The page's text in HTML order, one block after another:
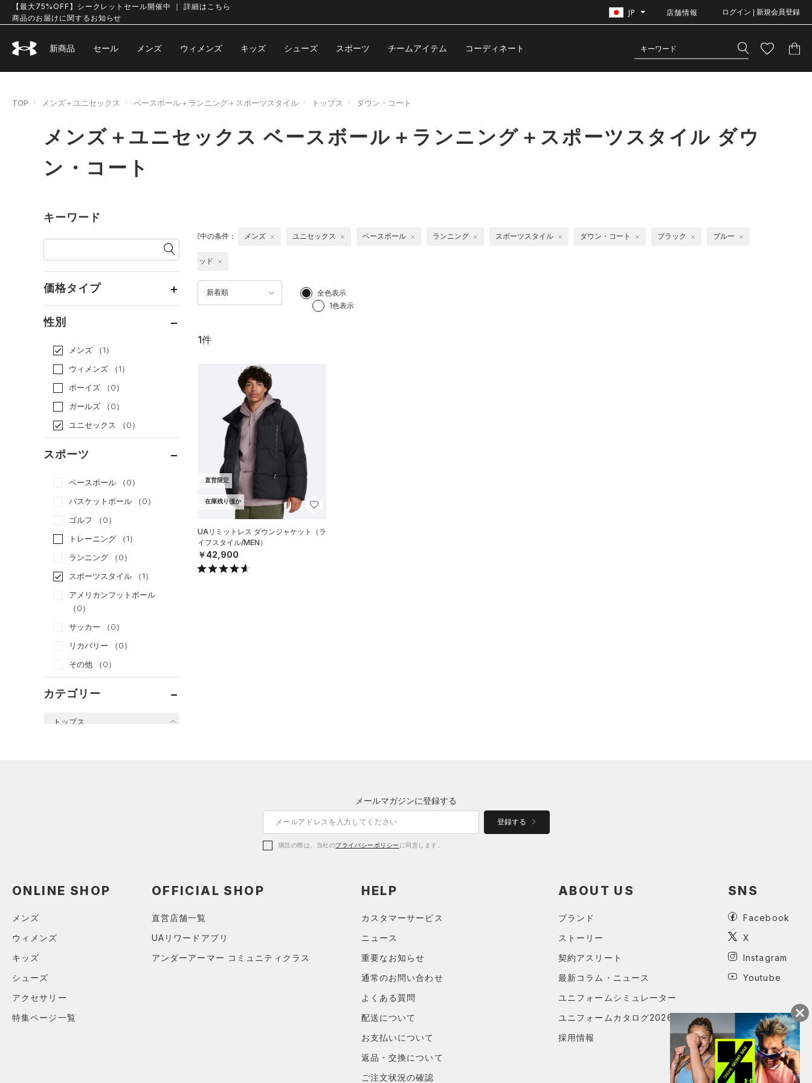
【最大75%OFF】シークレットセール開催中 ｜ 詳細はこちら
商品のお届けに関するお知らせ
JP 店舗情報 ログイン | 新規会員登録
新商品 セール メンズ ウィメンズ キッズ シューズ スポーツ チームアイテム コーディネート
TOP メンズ＋ユニセックス ベースボール＋ランニング＋スポーツスタイル トップス ダウン・コート
メンズ＋ユニセックス ベースボール＋ランニング＋スポーツスタイル ダウ
ン・コート
キーワード
価格タイプ
性別
メンズ
（1）
ウィメンズ
（1）
ボーイズ
（0）
ガールズ
（0）
ユニセックス
（0）
スポーツ
ベースボール
（0）
バスケットボール
（0）
ゴルフ
（0）
トレーニング
（1）
ランニング
（0）
スポーツスタイル
（1）
アメリカンフットボール
（0）
サッカー
（0）
リカバリー
（0）
その他
（0）
カテゴリー
トップス
ジャケット
新着順
全色表示
1色表示
選択中の条件： メンズ ユニセックス ベースボール ランニング スポーツスタイル ダウン・コート ブラック ブルー
レッド
1件
直営限定
在庫残り僅か
UAリミットレス ダウンジャケット（ラ
イフスタイル/MEN）
￥42,900
メールマガジンに登録する
登録する
購読の際は、当社のプライバシーポリシー に同意します。
ONLINE SHOP
メンズ
ウィメンズ
キッズ
シューズ
アクセサリー
特集ページ一覧
OFFICIAL SHOP
直営店舗一覧
UAリワードアプリ
アンダーアーマー コミュニティクラス
HELP
カスタマーサービス
ニュース
重要なお知らせ
通常のお問い合わせ
よくある質問
配送について
お支払いについて
返品・交換について
ご注文状況の確認
ABOUT US
ブランド
ストーリー
契約アスリート
最新コラム・ニュース
ユニフォームシミュレーター
ユニフォームカタログ2026
採用情報
SNS
Facebook
X
Instagram
Youtube